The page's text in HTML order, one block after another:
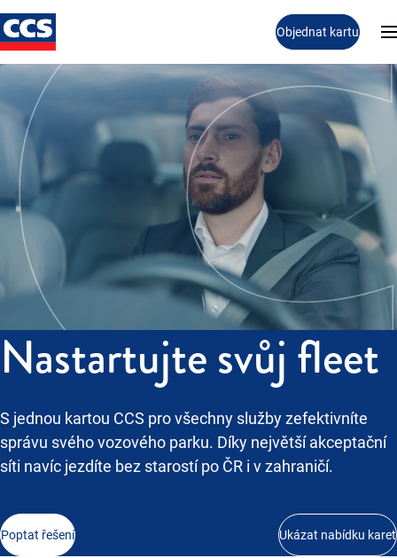
Nastartujte svůj fleet
S jednou kartou CCS pro všechny služby zefektivníte
správu svého vozového parku. Díky největší akceptační
síti navíc jezdíte bez starostí po ČR i v zahraničí.
Poptat řešení Ukázat nabídku karet
Objednat kartu